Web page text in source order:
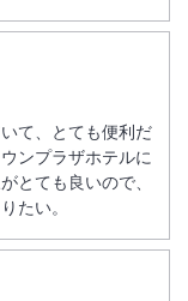
て、とても便利だ
ンプラザホテルに
とても良いので、
たい。